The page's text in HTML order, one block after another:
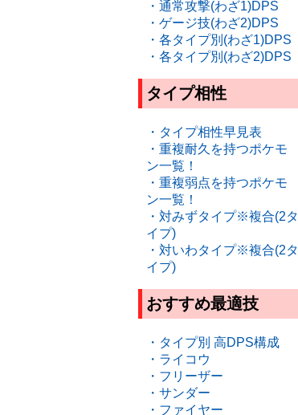
・通常攻撃(わざ1)DPS
・ゲージ技(わざ2)DPS
・各タイプ別(わざ1)DPS
・各タイプ別(わざ2)DPS
タイプ相性
・タイプ相性早見表
・重複耐久を持つポケモ
ン一覧！
・重複弱点を持つポケモ
ン一覧！
・対みずタイプ※複合(2タ
イプ)
・対いわタイプ※複合(2タ
イプ)
おすすめ最適技
・タイプ別 高DPS構成
・ライコウ
・フリーザー
・サンダー
・ファイヤー